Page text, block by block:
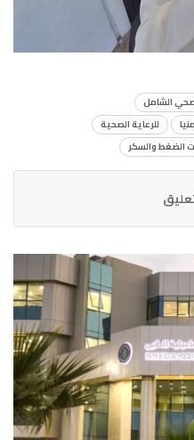
الشامل
للرعاية الصحية
الضغط والسكر